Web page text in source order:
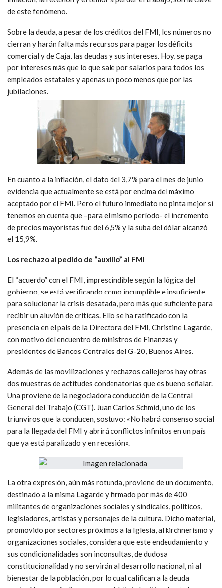
de este fenómeno.
Sobre la deuda, a pesar de los créditos del FMI, los números no
cierran y harán falta más recursos para pagar los déficits
comercial y de Caja, las deudas y sus intereses. Hoy, se paga
por intereses más que lo que sale por salarios para todos los
empleados estatales y apenas un poco menos que por las
jubilaciones.
En cuanto a la inflación, el dato del 3,7% para el mes de junio
evidencia que actualmente se está por encima del máximo
aceptado por el FMI. Pero el futuro inmediato no pinta mejor si
tenemos en cuenta que –para el mismo período- el incremento
de precios mayoristas fue del 6,5% y la suba del dólar alcanzó
el 15,9%.
Los rechazo al pedido de “auxilio” al FMI
El “acuerdo” con el FMI, imprescindible según la lógica del
gobierno, se está verificando como incumplible e insuficiente
para solucionar la crisis desatada, pero más que suficiente para
recibir un aluvión de críticas. Ello se ha ratificado con la
presencia en el país de la Directora del FMI, Christine Lagarde,
con motivo del encuentro de ministros de Finanzas y
presidentes de Bancos Centrales del G-20, Buenos Aires.
Además de las movilizaciones y rechazos callejeros hay otras
dos muestras de actitudes condenatorias que es bueno señalar.
Una proviene de la negociadora conducción de la Central
General del Trabajo (CGT). Juan Carlos Schmid, uno de los
triunviros que la conducen, sostuvo: «No habrá consenso social
para la llegada del FMI y abrirá conflictos infinitos en un país
que ya está paralizado y en recesión».
La otra expresión, aún más rotunda, proviene de un documento,
destinado a la misma Lagarde y firmado por más de 400
militantes de organizaciones sociales y sindicales, políticos,
legisladores, artistas y personajes de la cultura. Dicho material,
promovido por sectores próximos a la Iglesia, al kirchnerismo y
organizaciones sociales, considera que este endeudamiento y
sus condicionalidades son inconsultas, de dudosa
constitucionalidad y no servirán al desarrollo nacional, ni al
bienestar de la población, por lo cual califican a la deuda